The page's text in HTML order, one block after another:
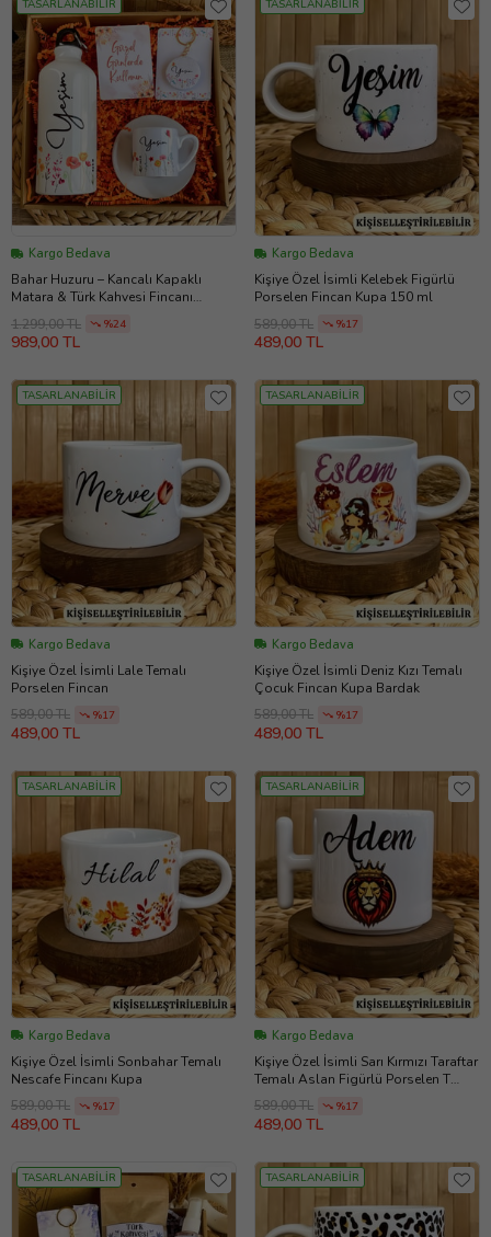
TASARLANABİLİR
Kargo Bedava
Bahar Huzuru – Kancalı Kapaklı
Matara & Türk Kahvesi Fincanı
1.299,00 TL %24
989,00 TL
TASARLANABİLİR
Kargo Bedava
Kişiye Özel İsimli Kelebek Figürlü
Porselen Fincan Kupa 150 ml
589,00 TL
%17
489,00 TL
TASARLANABİLİR
Kargo Bedava
Kişiye Özel İsimli Lale Temalı
Porselen Fincan
589,00 TL
%17
489,00 TL
TASARLANABİLİR
Kargo Bedava
Kişiye Özel İsimli Deniz Kızı Temalı
Çocuk Fincan Kupa Bardak
589,00 TL
%17
489,00 TL
TASARLANABİLİR
Kargo Bedava
Kişiye Özel İsimli Sonbahar Temalı
Nescafe Fincanı Kupa
589,00 TL
%17
489,00 TL
TASARLANABİLİR
Kargo Bedava
Kişiye Özel İsimli Sarı Kırmızı Taraftar
Temalı Aslan Figürlü Porselen T
Kupa
589,00 TL %17
489,00 TL
TASARLANABİLİR TASARLANABİLİR